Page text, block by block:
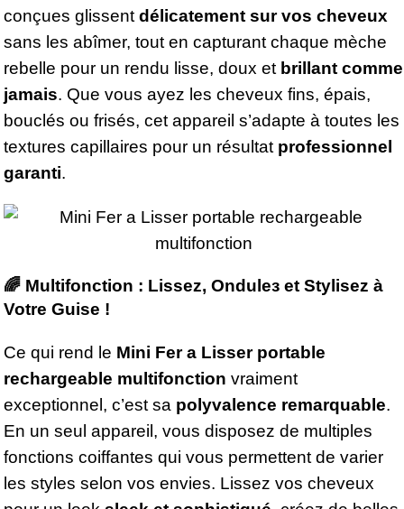
conçues glissent délicatement sur vos cheveux
sans les abîmer, tout en capturant chaque mèche
rebelle pour un rendu lisse, doux et brillant comme
jamais. Que vous ayez les cheveux fins, épais,
bouclés ou frisés, cet appareil s’adapte à toutes les
textures capillaires pour un résultat professionnel
garanti.
🌈 Multifonction : Lissez, Ondulез et Stylisez à
Votre Guise !
Ce qui rend le Mini Fer a Lisser portable
rechargeable multifonction vraiment
exceptionnel, c’est sa polyvalence remarquable.
En un seul appareil, vous disposez de multiples
fonctions coiffantes qui vous permettent de varier
les styles selon vos envies. Lissez vos cheveux